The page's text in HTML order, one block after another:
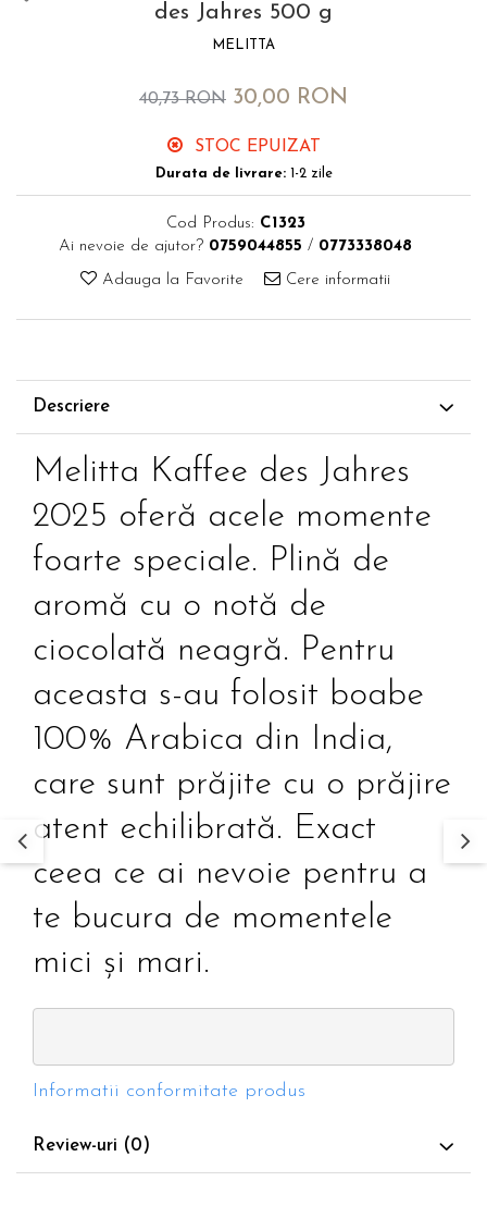
des Jahres 500 g
MELITTA
40,73 RON 30,00 RON
STOC EPUIZAT
Durata de livrare:1-2 zile
Cod Produs: C1323
Ai nevoie de ajutor? 0759044855 / 0773338048
Adauga la Favorite Cere informatii
Descriere
Melitta Kaffee des Jahres
2025 oferă acele momente
foarte speciale. Plină de
aromă cu o notă de
ciocolată neagră. Pentru
aceasta s-au folosit boabe
100% Arabica din India,
care sunt prăjite cu o prăjire
atent echilibrată. Exact
ceea ce ai nevoie pentru a
te bucura de momentele
mici și mari.
Informatii conformitate produs
Review-uri (0)